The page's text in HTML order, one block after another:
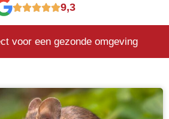
9,3
voor een gezonde omgeving